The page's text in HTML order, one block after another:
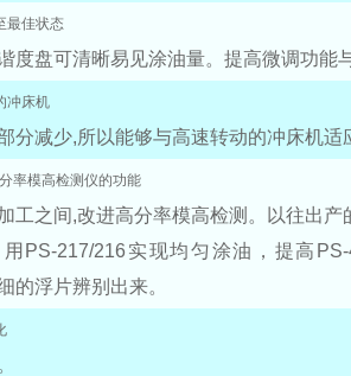
最佳状态
度盘可清晰易见涂油量。提高微调功能
冲床机
分减少,所以能够与高速转动的冲床机适
率模高检测仪的功能
工之间,改进高分率模高检测。以往出产
PS-217/216实现均匀涂油，提高
的浮片辨别出来。